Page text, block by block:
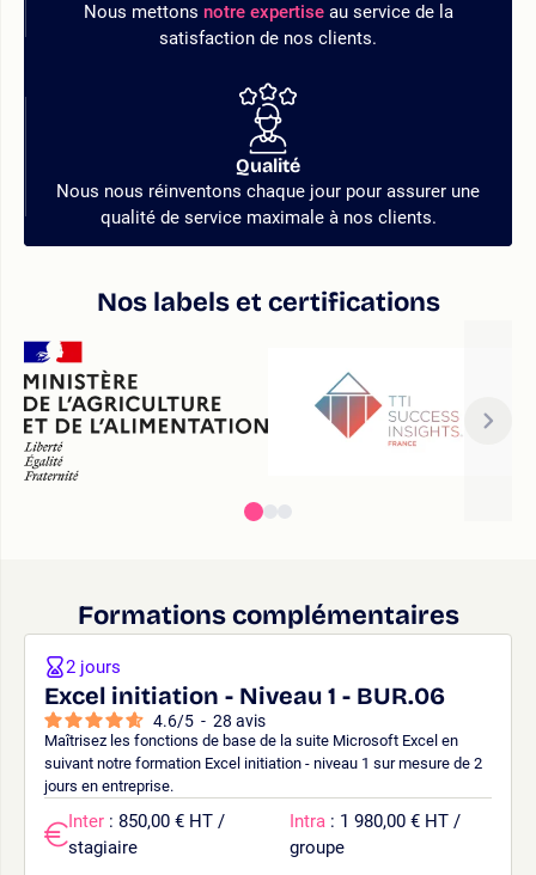
Nous mettons notre expertiseau service de la
satisfaction de nos clients.
Qualité
Nous nous réinventons chaque jour pour assurer une
qualité de service maximale à nos clients.
Nos labels et certifications
Formations complémentaires
Excel initiation - Niveau 1 - BUR.06
4.6/5 - 28 avis
Maîtrisez les fonctions de base de la suite Microsoft Excel en
suivant notre formation Excel initiation - niveau 1 sur mesure de 2
jours en entreprise.
2 jours
Inter : 850,00 € HT /
stagiaire
Intra : 1 980,00 € HT /
groupe